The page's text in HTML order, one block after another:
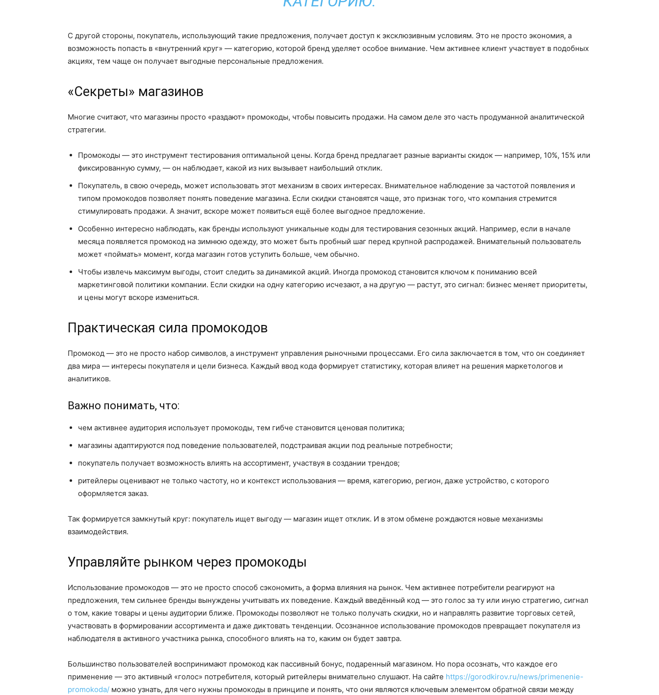
С другой стороны, покупатель, использующий такие предложения, получает доступ к эксклюзивным условиям. Это не просто экономия, а
возможность попасть в «внутренний круг» — категорию, которой бренд уделяет особое внимание. Чем активнее клиент участвует в подобных
акциях, тем чаще он получает выгодные персональные предложения.
«Секреты» магазинов
Многие считают, что магазины просто «раздают» промокоды, чтобы повысить продажи. На самом деле это часть продуманной аналитической
стратегии.
Промокоды — это инструмент тестирования оптимальной цены. Когда бренд предлагает разные варианты скидок — например, 10%, 15% или
фиксированную сумму, — он наблюдает, какой из них вызывает наибольший отклик.
Покупатель, в свою очередь, может использовать этот механизм в своих интересах. Внимательное наблюдение за частотой появления и
типом промокодов позволяет понять поведение магазина. Если скидки становятся чаще, это признак того, что компания стремится
стимулировать продажи. А значит, вскоре может появиться ещё более выгодное предложение.
Особенно интересно наблюдать, как бренды используют уникальные коды для тестирования сезонных акций. Например, если в начале
месяца появляется промокод на зимнюю одежду, это может быть пробный шаг перед крупной распродажей. Внимательный пользователь
может «поймать» момент, когда магазин готов уступить больше, чем обычно.
Чтобы извлечь максимум выгоды, стоит следить за динамикой акций. Иногда промокод становится ключом к пониманию всей
маркетинговой политики компании. Если скидки на одну категорию исчезают, а на другую — растут, это сигнал: бизнес меняет приоритеты,
и цены могут вскоре измениться.
Практическая сила промокодов
Промокод — это не просто набор символов, а инструмент управления рыночными процессами. Его сила заключается в том, что он соединяет
два мира — интересы покупателя и цели бизнеса. Каждый ввод кода формирует статистику, которая влияет на решения маркетологов и
аналитиков.
Важно понимать, что:
чем активнее аудитория использует промокоды, тем гибче становится ценовая политика;
магазины адаптируются под поведение пользователей, подстраивая акции под реальные потребности;
покупатель получает возможность влиять на ассортимент, участвуя в создании трендов;
ритейлеры оценивают не только частоту, но и контекст использования — время, категорию, регион, даже устройство, с которого
оформляется заказ.
Так формируется замкнутый круг: покупатель ищет выгоду — магазин ищет отклик. И в этом обмене рождаются новые механизмы
взаимодействия.
Управляйте рынком через промокоды
Использование промокодов — это не просто способ сэкономить, а форма влияния на рынок. Чем активнее потребители реагируют на
предложения, тем сильнее бренды вынуждены учитывать их поведение. Каждый введённый код — это голос за ту или иную стратегию, сигнал
о том, какие товары и цены аудитории ближе. Промокоды позволяют не только получать скидки, но и направлять развитие торговых сетей,
участвовать в формировании ассортимента и даже диктовать тенденции. Осознанное использование промокодов превращает покупателя из
наблюдателя в активного участника рынка, способного влиять на то, каким он будет завтра.
Большинство пользователей воспринимают промокод как пассивный бонус, подаренный магазином. Но пора осознать, что каждое его
применение — это активный «голос» потребителя, который ритейлеры внимательно слушают. На сайте https://gorodkirov.ru/news/primenenie-
promokoda/ можно узнать, для чего нужны промокоды в принципе и понять, что они являются ключевым элементом обратной связи между